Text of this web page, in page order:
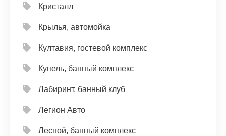
Кристалл
Крылья, автомойка
Култавия, гостевой комплекс
Купель, банный комплекс
Лабиринт, банный клуб
Легион Авто
Лесной, банный комплекс